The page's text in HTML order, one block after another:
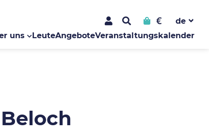
€
uns LeuteAngeboteVeranstaltungskalender